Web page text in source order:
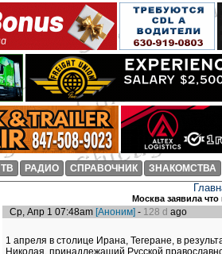
ТВ РАДИО СПРАВОЧНИК ЗНАКОМСТВА
Москва заявила
Ср, Апр 1 07:48am [Аноним] - 128 d ago
1 апреля в столице Ирана, Тегеране, в